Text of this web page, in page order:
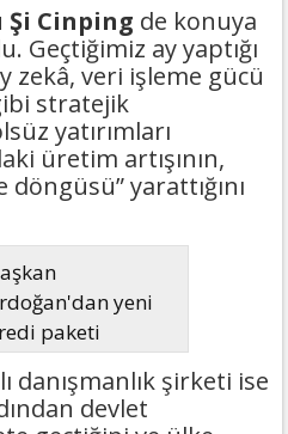
Şi Cinping de konuya
Geçtiğimiz ay yaptığı
zekâ, veri işleme gücü
stratejik
yatırımları
üretim artışının,
yarattığını
yeni
paketi
6 ay geri
danışmanlık şirketi ise
devlet